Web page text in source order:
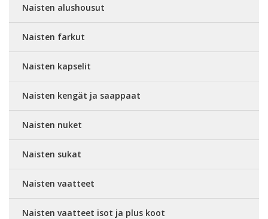
Naisten alushousut
Naisten farkut
Naisten kapselit
Naisten kengät ja saappaat
Naisten nuket
Naisten sukat
Naisten vaatteet
Naisten vaatteet isot ja plus koot